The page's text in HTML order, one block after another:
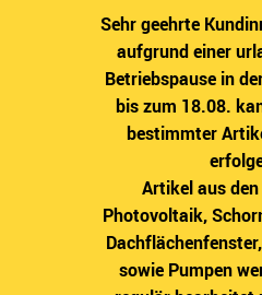
Sehr geehrte
aufgrund einer
Betriebspause in
bis zum 18.08.
bestimmter
Artikel aus
Photovoltaik,
sowie Pumpen